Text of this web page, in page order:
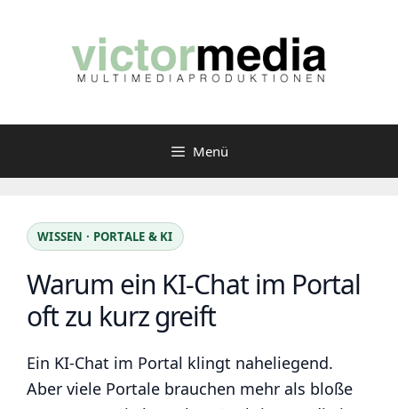
Menü
WISSEN · PORTALE & KI
Warum ein KI-Chat im Portal
oft zu kurz greift
Ein KI-Chat im Portal klingt naheliegend.
Aber viele Portale brauchen mehr als bloße